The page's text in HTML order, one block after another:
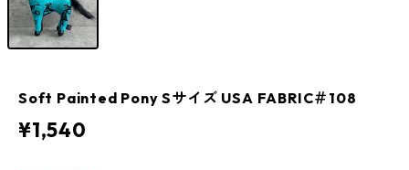
Soft Painted Pony Sサイズ USA FABRIC＃108
¥1,540